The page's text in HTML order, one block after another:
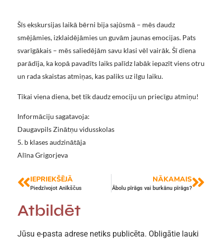
Šīs ekskursijas laikā bērni bija sajūsmā – mēs daudz
smējāmies, izklaidējāmies un guvām jaunas emocijas. Pats
svarīgākais – mēs saliedējām savu klasi vēl vairāk. Šī diena
parādīja, ka kopā pavadīts laiks palīdz labāk iepazīt viens otru
un rada skaistas atmiņas, kas paliks uz ilgu laiku.
Tikai viena diena, bet tik daudz emociju un priecīgu atmiņu!
Informāciju sagatavoja:
Daugavpils Zinātņu vidusskolas
5. b klases audzinātāja
Alīna Grigorjeva
IEPRIEKŠĒJĀ
Piedzīvojot Anīkščus
NĀKAMAIS
Ābolu pīrāgs vai burkānu pīrāgs?
Atbildēt
Jūsu e-pasta adrese netiks publicēta. Obligātie lauki